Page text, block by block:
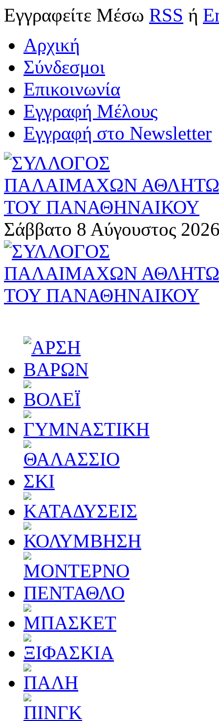
Εγγραφείτε Μέσω RSS ή
Αρχική
Σύνδεσμοι
Επικοινωνία
Εγγραφή Μέλους
Εγγραφή στο Newsletter
Σάββατο 8 Αύγουστος